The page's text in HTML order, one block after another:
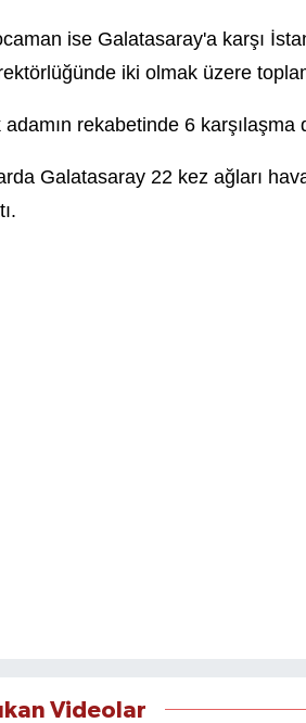
ise Galatasaray'a karşı
iki olmak üzere
rekabetinde 6 karşılaşma
Galatasaray 22 kez ağları
Videolar